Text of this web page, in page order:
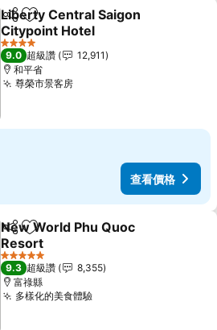
分享 加入我的最愛
Liberty Central Saigon
Citypoint Hotel
4 星級
9.0 超級讚
12,911
和平省
尊榮市景客房
查看價格
分享 加入我的最愛
New World Phu Quoc
Resort
5 星級
9.3 超級讚
8,355
富祿縣
多樣化的美食體驗